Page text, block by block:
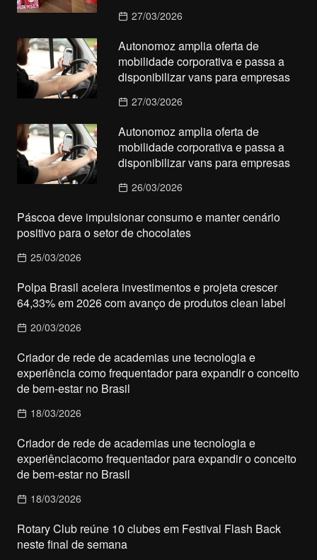
27/03/2026
Autonomoz amplia oferta de
mobilidade corporativa e passa a
disponibilizar vans para empresas
27/03/2026
Autonomoz amplia oferta de
mobilidade corporativa e passa a
disponibilizar vans para empresas
26/03/2026
Páscoa deve impulsionar consumo e manter cenário
positivo para o setor de chocolates
25/03/2026
Polpa Brasil acelera investimentos e projeta crescer
64,33% em 2026 com avanço de produtos clean label
20/03/2026
Criador de rede de academias une tecnologia e
experiência como frequentador para expandir o conceito
de bem-estar no Brasil
18/03/2026
Criador de rede de academias une tecnologia e
experiênciacomo frequentador para expandir o conceito
de bem-estar no Brasil
18/03/2026
Rotary Club reúne 10 clubes em Festival Flash Back
neste final de semana